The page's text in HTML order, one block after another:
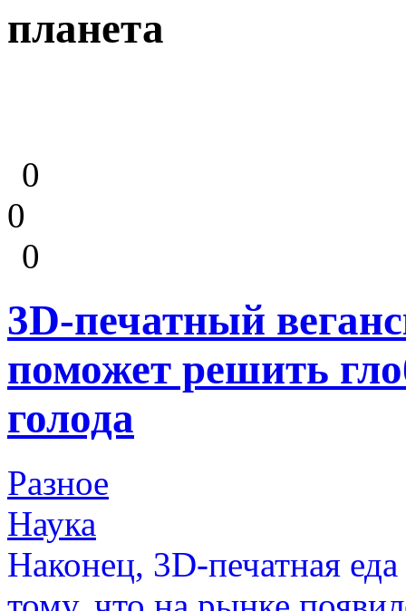
планета
0
0
0
3D-печатный
поможет решить
голода
Разное
Наука
Наконец, 3D-печатная